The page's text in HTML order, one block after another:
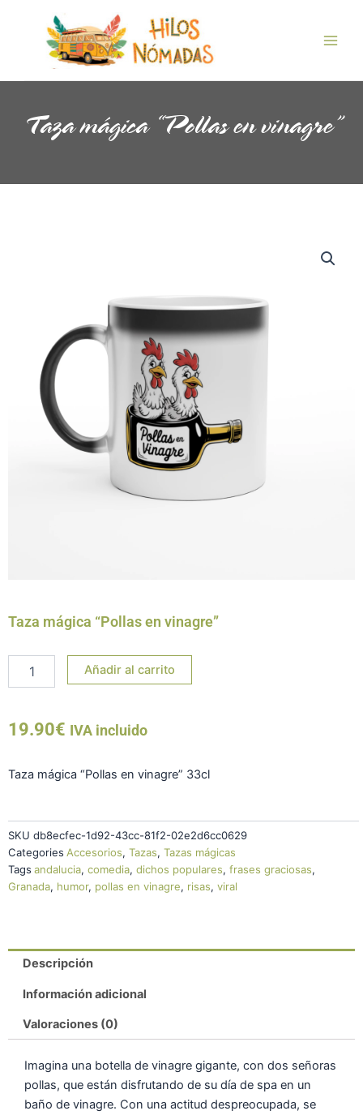
contenido
Taza mágica “Pollas en vinagre”
Taza mágica “Pollas en vinagre”
mágica
vinagre"
Añadir al carrito
19.90€ IVA incluido
Taza mágica “Pollas en vinagre” 33cl
SKU db8ecfec-1d92-43cc-81f2-02e2d6cc0629
Categories Accesorios, Tazas, Tazas mágicas
Tags andalucia, comedia, dichos populares, frases graciosas,
Granada, humor, pollas en vinagre, risas, viral
Descripción
Información adicional
Valoraciones (0)
Imagina una botella de vinagre gigante, con dos señoras
pollas, que están disfrutando de su día de spa en un
baño de vinagre. Con una actitud despreocupada, se